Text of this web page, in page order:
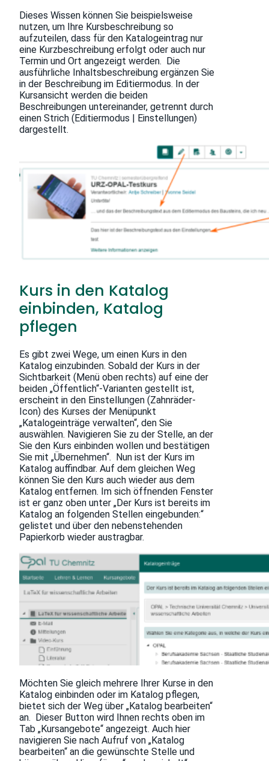
Dieses Wissen können Sie beispielsweise
nutzen, um Ihre Kursbeschreibung so
aufzuteilen, dass für den Katalogeintrag nur
eine Kurzbeschreibung erfolgt oder auch nur
Termin und Ort angezeigt werden. Die
ausführliche Inhaltsbeschreibung ergänzen Sie
in der Beschreibung im Editiermodus. In der
Kursansicht werden die beiden
Beschreibungen untereinander, getrennt durch
einen Strich (Editiermodus | Einstellungen)
dargestellt.
Kurs in den Katalog
einbinden, Katalog
pflegen
Es gibt zwei Wege, um einen Kurs in den
Katalog einzubinden. Sobald der Kurs in der
Sichtbarkeit (Menü oben rechts) auf eine der
beiden „Öffentlich“-Varianten gestellt ist,
erscheint in den Einstellungen (Zahnräder-
Icon) des Kurses der Menüpunkt
„Katalogeinträge verwalten“, den Sie
auswählen. Navigieren Sie zu der Stelle, an der
Sie den Kurs einbinden wollen und bestätigen
Sie mit „Übernehmen“. Nun ist der Kurs im
Katalog auffindbar. Auf dem gleichen Weg
können Sie den Kurs auch wieder aus dem
Katalog entfernen. Im sich öffnenden Fenster
ist er ganz oben unter „Der Kurs ist bereits im
Katalog an folgenden Stellen eingebunden:“
gelistet und über den nebenstehenden
Papierkorb wieder austragbar.
Möchten Sie gleich mehrere Ihrer Kurse in den
Katalog einbinden oder im Katalog pflegen,
bietet sich der Weg über „Katalog bearbeiten“
an. Dieser Button wird Ihnen rechts oben im
Tab „Kursangebote“ angezeigt. Auch hier
navigieren Sie nach Aufruf von „Katalog
bearbeiten“ an die gewünschte Stelle und